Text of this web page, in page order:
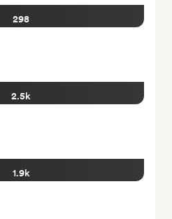
298
2.5k
1.9k